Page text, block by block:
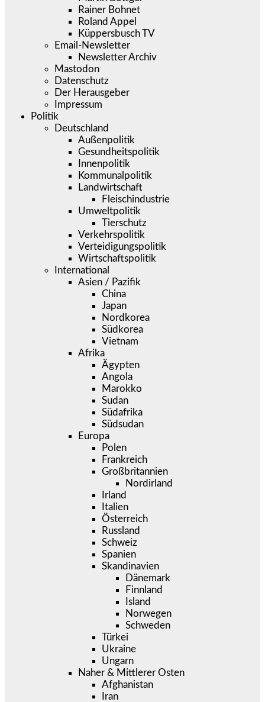
Rainer Bohnet
Roland Appel
Küppersbusch TV
Email-Newsletter
Newsletter Archiv
Mastodon
Datenschutz
Der Herausgeber
Impressum
Politik
Deutschland
Außenpolitik
Gesundheitspolitik
Innenpolitik
Kommunalpolitik
Landwirtschaft
Fleischindustrie
Umweltpolitik
Tierschutz
Verkehrspolitik
Verteidigungspolitik
Wirtschaftspolitik
International
Asien / Pazifik
China
Japan
Nordkorea
Südkorea
Vietnam
Afrika
Ägypten
Angola
Marokko
Sudan
Südafrika
Südsudan
Europa
Polen
Frankreich
Großbritannien
Nordirland
Irland
Italien
Österreich
Russland
Schweiz
Spanien
Skandinavien
Dänemark
Finnland
Island
Norwegen
Schweden
Türkei
Ukraine
Ungarn
Naher & Mittlerer Osten
Afghanistan
Iran